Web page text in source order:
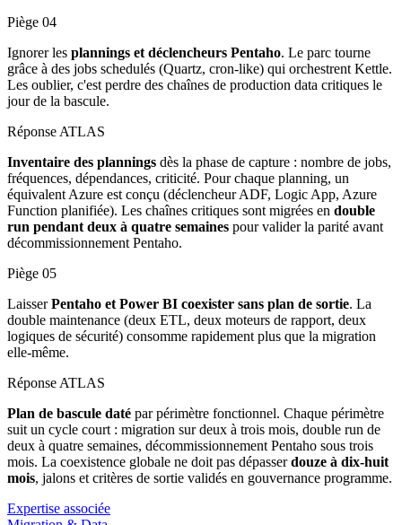
Piège 04
Ignorer les plannings et déclencheurs Pentaho. Le parc tourne
grâce à des jobs schedulés (Quartz, cron-like) qui orchestrent Kettle.
Les oublier, c'est perdre des chaînes de production data critiques le
jour de la bascule.
Réponse ATLAS
Inventaire des plannings dès la phase de capture : nombre de jobs,
fréquences, dépendances, criticité. Pour chaque planning, un
équivalent Azure est conçu (déclencheur ADF, Logic App, Azure
Function planifiée). Les chaînes critiques sont migrées en double
run pendant deux à quatre semaines pour valider la parité avant
décommissionnement Pentaho.
Piège 05
LaisserPentaho et Power BI coexister sans plan de sortie. La
double maintenance (deux ETL, deux moteurs de rapport, deux
logiques de sécurité) consomme rapidement plus que la migration
elle-même.
Réponse ATLAS
Plan de bascule daté par périmètre fonctionnel. Chaque périmètre
suit un cycle court : migration sur deux à trois mois, double run de
deux à quatre semaines, décommissionnement Pentaho sous trois
mois. La coexistence globale ne doit pas dépasserdouze à dix-huit
mois, jalons et critères de sortie validés en gouvernance programme.
Expertise associée